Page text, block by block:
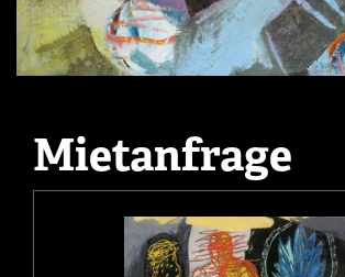
Mietanfrage